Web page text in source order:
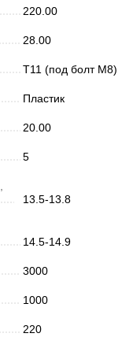
220.00
28.00
Т11 (под болт М8)
Пластик
20.00
5
13.5-13.8
14.5-14.9
3000
1000
220